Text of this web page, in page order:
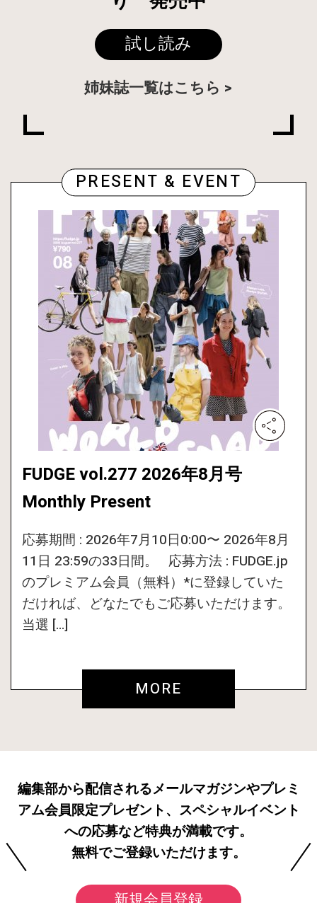
試し読み
姉妹誌一覧はこちら
PRESENT & EVENT
FUDGE vol.277 2026年8月号
Monthly Present
応募期間 : 2026年7月10日0:00〜 2026年8月
11日 23:59の33日間。 応募方法 : FUDGE.jp
のプレミアム会員（無料）*に登録していた
だければ、どなたでもご応募いただけます。
当選 […]
MORE
編集部から配信されるメールマガジンやプレミ
アム会員限定プレゼント、スペシャルイベント
への応募など特典が満載です。
無料でご登録いただけます。